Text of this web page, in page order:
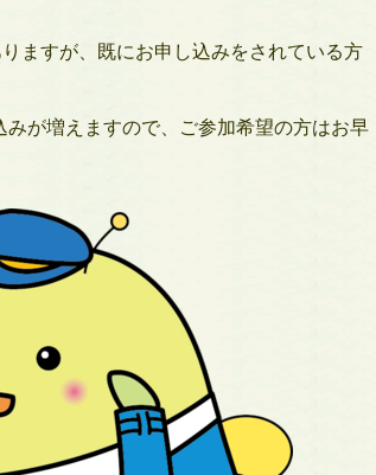
ますが、既にお申し込みをされている方
みが増えますので、ご参加希望の方はお早